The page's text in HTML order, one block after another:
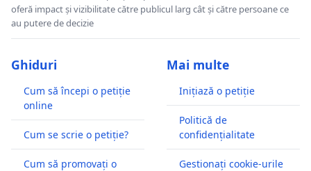
oferă impact și vizibilitate către publicul larg cât și către persoane ce
au putere de decizie
Ghiduri
Cum să începi o petiție
online
Cum se scrie o petiție?
Cum să promovați o
Mai multe
Inițiază o petiție
Politică de
confidențialitate
Gestionați cookie-urile